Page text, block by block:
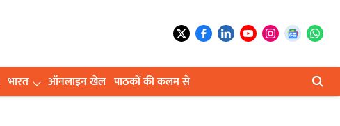
भारत ऑनलाइन खेल पाठकों की कलम से